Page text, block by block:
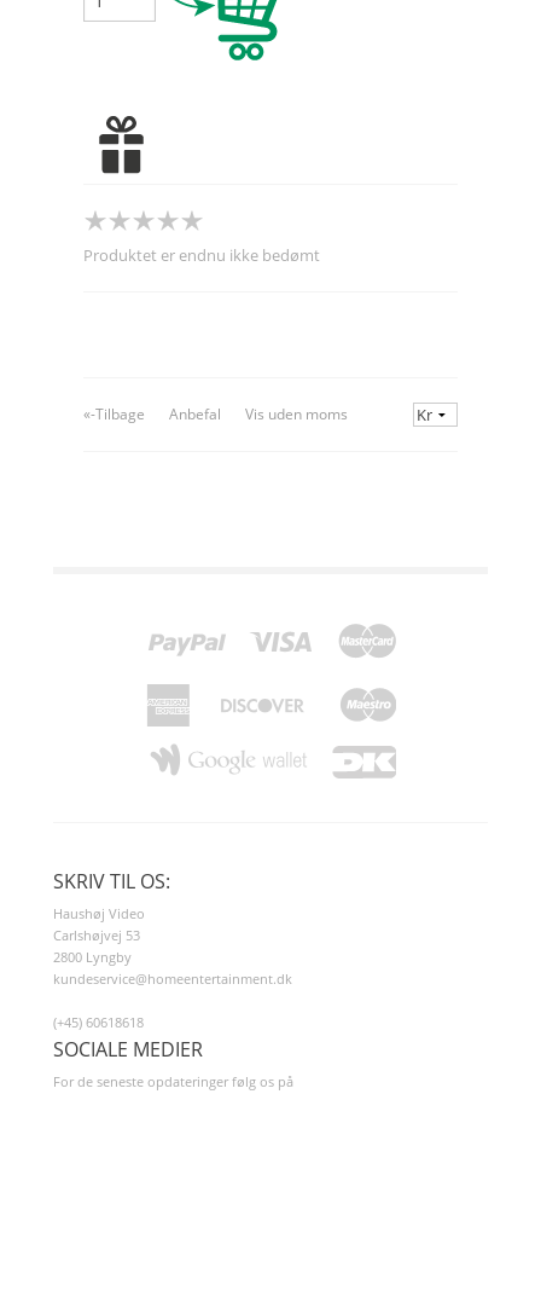
Produktet er endnu ikke bedømt
«-Tilbage Anbefal Vis uden moms
SKRIV TIL OS:
Haushøj Video
Carlshøjvej 53
2800 Lyngby
kundeservice@homeentertainment.dk
(+45) 60618618
SOCIALE MEDIER
For de seneste opdateringer følg os på